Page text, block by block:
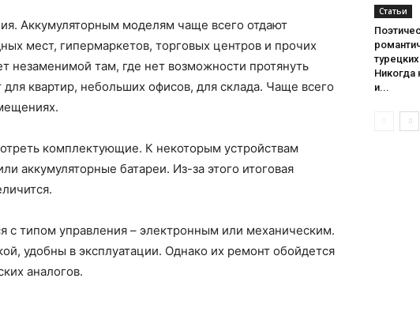
Аккумуляторным моделям чаще всего отдают
мест, гипермаркетов, торговых центров и прочих
незаменимой там, где нет возможности протянуть
квартир, небольших офисов, для склада. Чаще всего
комплектующие. К некоторым устройствам
аккумуляторные батареи. Из-за этого итоговая
с типом управления – электронным или механическим.
удобны в эксплуатации. Однако их ремонт обойдется
аналогов.
Статьи
Никогда
и...